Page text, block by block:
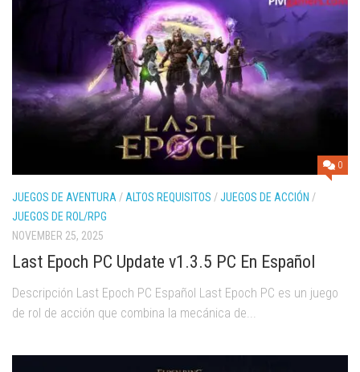
0
JUEGOS DE AVENTURA / ALTOS REQUISITOS /JUEGOS DE ACCIÓN /
JUEGOS DE ROL/RPG
NOVEMBER 25, 2025
Last Epoch PC Update v1.3.5 PC En Español
Descripción Last Epoch PC Español Last Epoch PC es un juego
de rol de acción que combina la mecánica de...